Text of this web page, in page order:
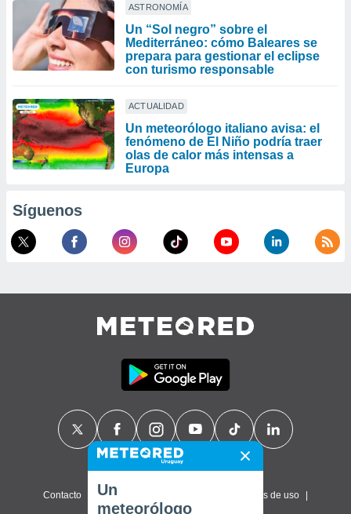
ASTRONOMÍA
Un “Sol negro” sobre el
Mediterráneo: cómo Baleares se
prepara para gestionar el eclipse
con turismo responsable
ACTUALIDAD
Un meteorólogo italiano avisa: el
fenómeno de El Niño podría traer
olas de calor más intensas a
Europa
Síguenos
Contacto Sobre nosotros Términos de uso
Un
meteorólogo